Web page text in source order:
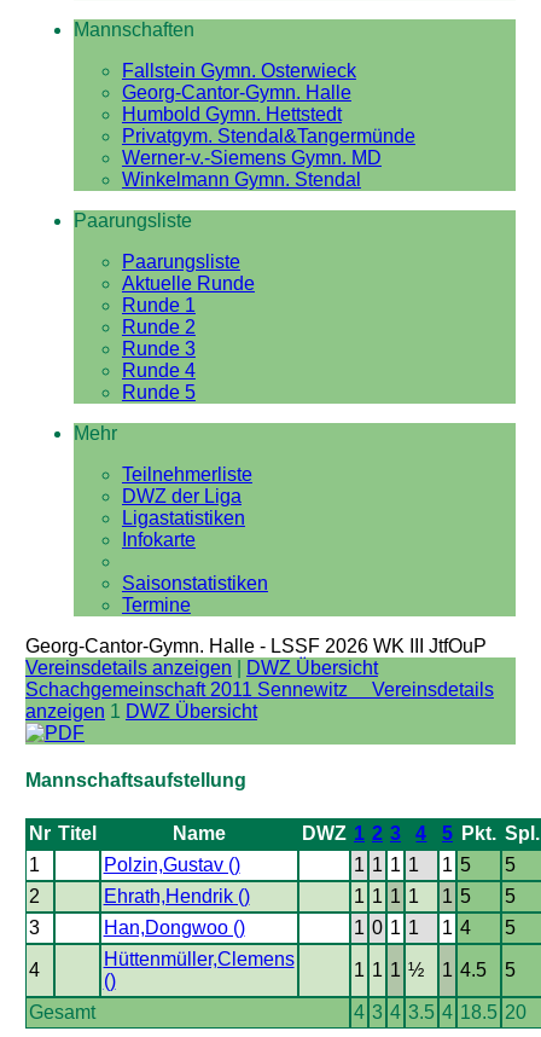
Mannschaften
Fallstein Gymn. Osterwieck
Georg-Cantor-Gymn. Halle
Humbold Gymn. Hettstedt
Privatgym. Stendal&Tangermünde
Werner-v.-Siemens Gymn. MD
Winkelmann Gymn. Stendal
Paarungsliste
Paarungsliste
Aktuelle Runde
Runde 1
Runde 2
Runde 3
Runde 4
Runde 5
Mehr
Teilnehmerliste
DWZ der Liga
Ligastatistiken
Infokarte
Saisonstatistiken
Termine
Georg-Cantor-Gymn. Halle - LSSF 2026 WK III JtfOuP
Vereinsdetails anzeigen
DWZ Übersicht
Schachgemeinschaft 2011 Sennewitz Vereinsdetails
anzeigen 1 DWZ Übersicht
Mannschaftsaufstellung
Nr Titel Name DWZ 1 2 3 4 5 Pkt. Spl.
1
Polzin,Gustav () 1 1 1 1 1 5
5
2
Ehrath,Hendrik () 1 1 1 1 1 5
5
3
Han,Dongwoo () 1 0 1 1 1 4 5
4
Hüttenmüller,Clemens
()
1 1 1 ½ 1 4.5 5
Gesamt 4 3 4 3.5 4 18.5 20